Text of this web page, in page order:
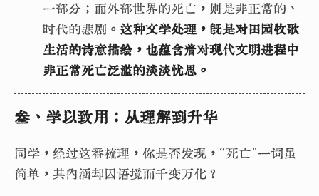
一部分；而外部世界的死亡，则是非正常的、
时代的悲剧。 这种文学处理，既是对田园牧歌
生活的诗意描绘，也蕴含着对现代文明进程中
非正常死亡泛滥的淡淡忧思。
叁、学以致用：从理解到升华
同学，经过这番梳理，你是否发现，“死亡”一词虽
简单，其内涵却因语境而千变万化？